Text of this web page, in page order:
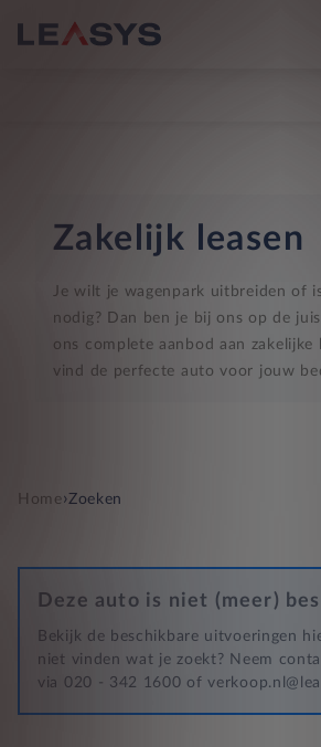
Zakelijk leasen
Je wilt je wagenpark uitbreiden of
nodig? Dan ben je bij ons op de
ons complete aanbod aan zakelijke
vind de perfecte auto voor jouw
Home›Zoeken
Deze auto is niet (meer)
Bekijk de beschikbare uitvoeringen
niet vinden wat je zoekt? Neem
via 020 - 342 1600 of